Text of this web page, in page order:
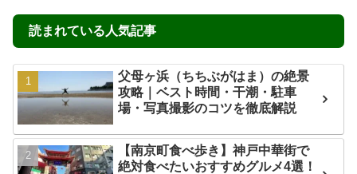
読まれている人気記事
父母ヶ浜（ちちぶがはま）の絶景
攻略｜ベスト時間・干潮・駐車
場・写真撮影のコツを徹底解説
【南京町食べ歩き】神戸中華街で
絶対食べたいおすすめグルメ4選！